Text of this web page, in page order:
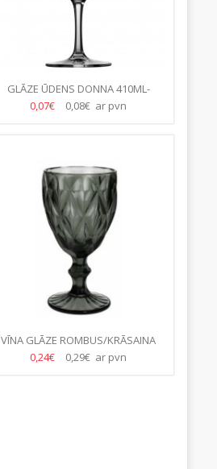
GLĀZE ŪDENS DONNA 410ML-
(24.GB/KASTE)
0,07€ 0,08€ ar pvn
VĪNA GLĀZE ROMBUS/KRĀSAINA
320ML/24.GB
0,24€ 0,29€ ar pvn